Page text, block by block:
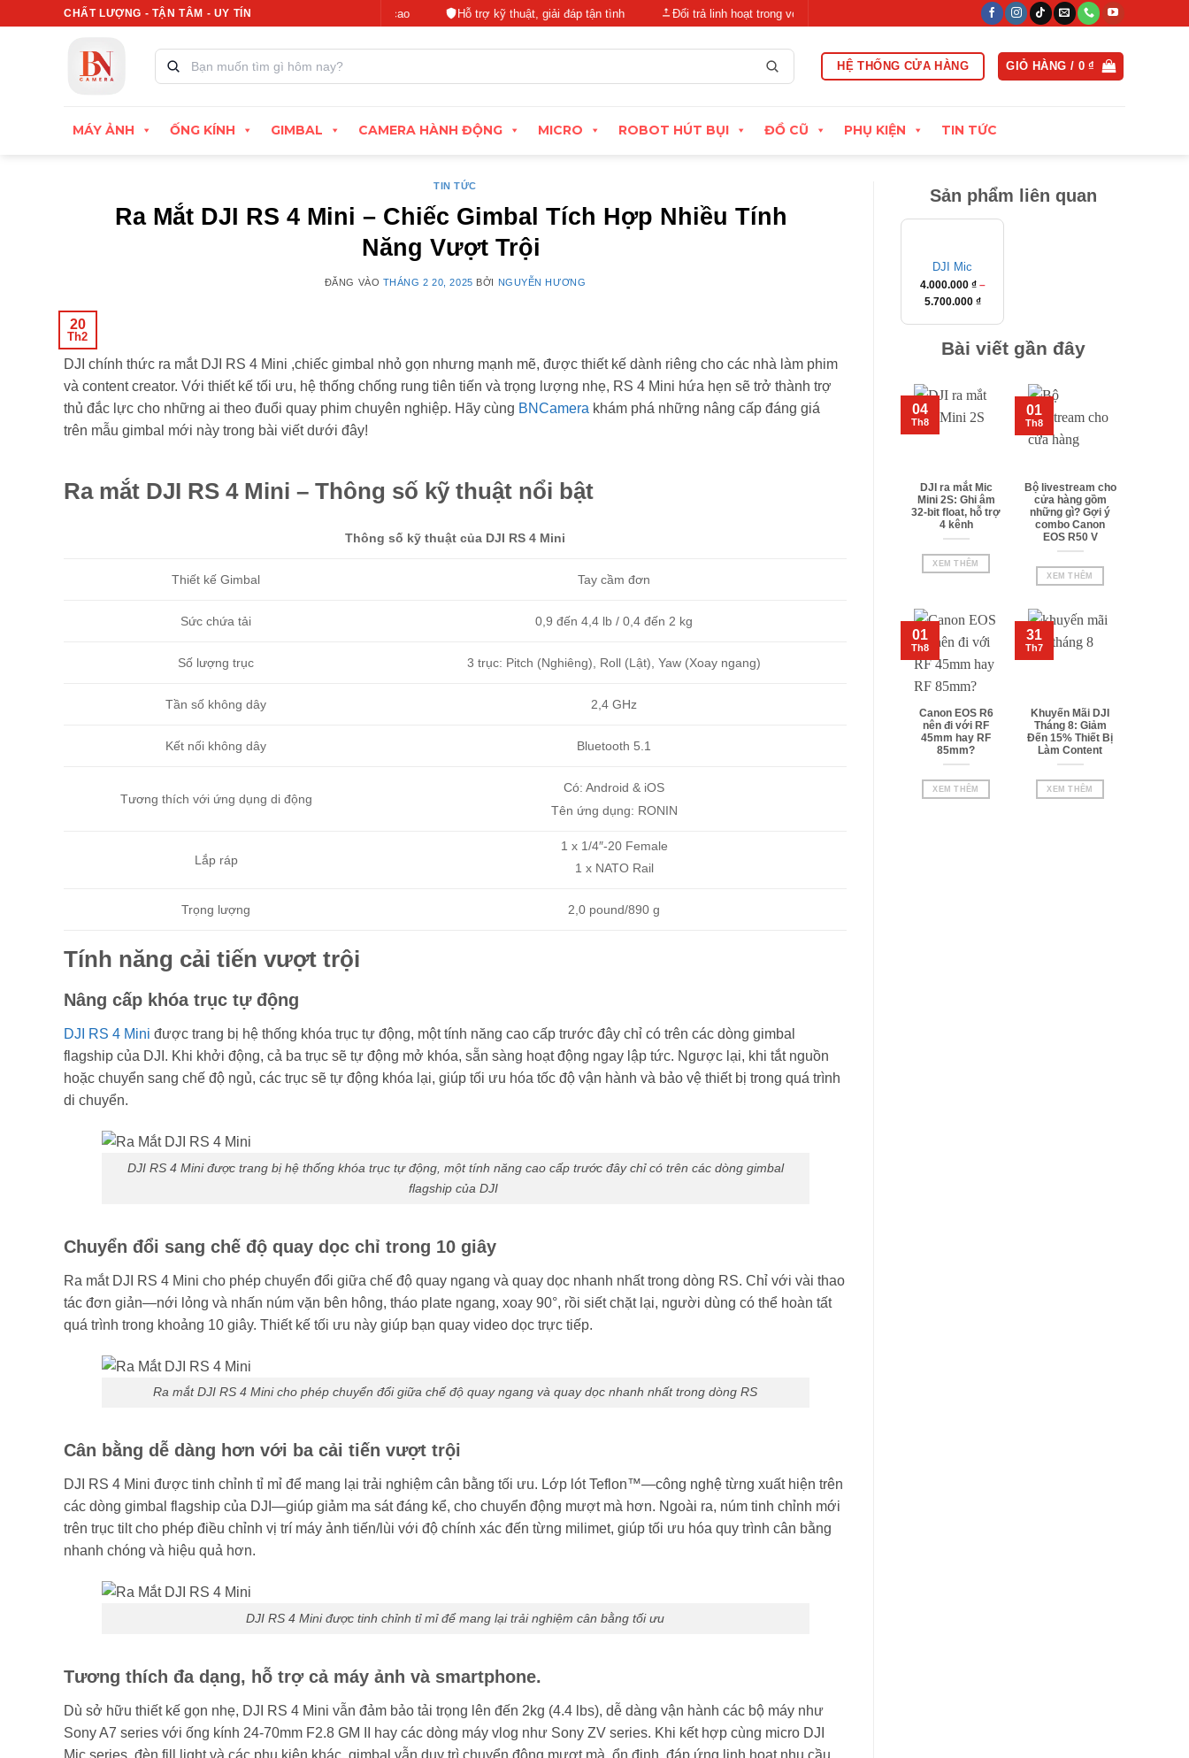
CHẤT LƯỢNG - TẬN TÂM - UY TÍN
Xuất hóa đơn VAT đầy đủ Thu cũ đổi mới, định giá cao Hỗ trợ kỹ thuật, giải đáp tận tình Đổi trả linh hoạt trong vòng 15 ngày đầu Xuất hóa đơn VAT đầy đủ Thu cũ đổi mới, định
kiếm
HỆ THỐNG CỬA HÀNG GIỎ HÀNG / 0₫
MÁY ẢNH ỐNG KÍNH GIMBAL CAMERA HÀNH ĐỘNG MICRO ROBOT HÚT BỤI ĐỒ CŨ PHỤ KIỆN TIN TỨC
TIN TỨC
Ra Mắt DJI RS 4 Mini – Chiếc Gimbal Tích Hợp Nhiều Tính
Năng Vượt Trội
ĐĂNG VÀO THÁNG 2 20, 2025 BỞI NGUYỄN HƯƠNG
20
Th2
DJI chính thức ra mắt DJI RS 4 Mini ,chiếc gimbal nhỏ gọn nhưng mạnh mẽ, được thiết kế dành riêng cho các nhà làm phim
và content creator. Với thiết kế tối ưu, hệ thống chống rung tiên tiến và trọng lượng nhẹ, RS 4 Mini hứa hẹn sẽ trở thành trợ
thủ đắc lực cho những ai theo đuổi quay phim chuyên nghiệp. Hãy cùng BNCamera khám phá những nâng cấp đáng giá
trên mẫu gimbal mới này trong bài viết dưới đây!
Ra mắt DJI RS 4 Mini – Thông số kỹ thuật nổi bật
Thông số kỹ thuật của DJI RS 4 Mini
Thiết kế Gimbal Tay cầm đơn
Sức chứa tải 0,9 đến 4,4 lb / 0,4 đến 2 kg
Số lượng trục 3 trục: Pitch (Nghiêng), Roll (Lật), Yaw (Xoay ngang)
Tần số không dây 2,4 GHz
Kết nối không dây Bluetooth 5.1
Tương thích với ứng dụng di động
Có: Android & iOS
Tên ứng dụng: RONIN
Lắp ráp
1 x 1/4″-20 Female
1 x NATO Rail
Trọng lượng 2,0 pound/890 g
Tính năng cải tiến vượt trội
Nâng cấp khóa trục tự động
DJI RS 4 Mini được trang bị hệ thống khóa trục tự động, một tính năng cao cấp trước đây chỉ có trên các dòng gimbal
flagship của DJI. Khi khởi động, cả ba trục sẽ tự động mở khóa, sẵn sàng hoạt động ngay lập tức. Ngược lại, khi tắt nguồn
hoặc chuyển sang chế độ ngủ, các trục sẽ tự động khóa lại, giúp tối ưu hóa tốc độ vận hành và bảo vệ thiết bị trong quá trình
di chuyển.
DJI RS 4 Mini được trang bị hệ thống khóa trục tự động, một tính năng cao cấp trước đây chỉ có trên các dòng gimbal
flagship của DJI
Chuyển đổi sang chế độ quay dọc chỉ trong 10 giây
Ra mắt DJI RS 4 Mini cho phép chuyển đổi giữa chế độ quay ngang và quay dọc nhanh nhất trong dòng RS. Chỉ với vài thao
tác đơn giản—nới lỏng và nhấn núm vặn bên hông, tháo plate ngang, xoay 90°, rồi siết chặt lại, người dùng có thể hoàn tất
quá trình trong khoảng 10 giây. Thiết kế tối ưu này giúp bạn quay video dọc trực tiếp.
Ra mắt DJI RS 4 Mini cho phép chuyển đổi giữa chế độ quay ngang và quay dọc nhanh nhất trong dòng RS
Cân bằng dễ dàng hơn với ba cải tiến vượt trội
DJI RS 4 Mini được tinh chỉnh tỉ mỉ để mang lại trải nghiệm cân bằng tối ưu. Lớp lót Teflon™—công nghệ từng xuất hiện trên
các dòng gimbal flagship của DJI—giúp giảm ma sát đáng kể, cho chuyển động mượt mà hơn. Ngoài ra, núm tinh chỉnh mới
trên trục tilt cho phép điều chỉnh vị trí máy ảnh tiến/lùi với độ chính xác đến từng milimet, giúp tối ưu hóa quy trình cân bằng
nhanh chóng và hiệu quả hơn.
DJI RS 4 Mini được tinh chỉnh tỉ mỉ để mang lại trải nghiệm cân bằng tối ưu
Tương thích đa dạng, hỗ trợ cả máy ảnh và smartphone.
Dù sở hữu thiết kế gọn nhẹ, DJI RS 4 Mini vẫn đảm bảo tải trọng lên đến 2kg (4.4 lbs), dễ dàng vận hành các bộ máy như
Sony A7 series với ống kính 24-70mm F2.8 GM II hay các dòng máy vlog như Sony ZV series. Khi kết hợp cùng micro DJI
Mic series, đèn fill light và các phụ kiện khác, gimbal vẫn duy trì chuyển động mượt mà, ổn định, đáp ứng linh hoạt nhu cầu
Sản phẩm liên quan
DJI Mic
4.000.000 ₫ –
5.700.000 ₫Khoảng
4.000.000 ₫
5.700.000 ₫
Bài viết gần đây
DJI ra mắt Mic
Mini 2S: Ghi âm
32-bit float, hỗ trợ
4 kênh
XEM THÊM
04
Th8
Bộ livestream cho
cửa hàng gồm
những gì? Gợi ý
combo Canon
EOS R50 V
XEM THÊM
01
Th8
Canon EOS R6
nên đi với RF
45mm hay RF
85mm?
XEM THÊM
01
Th8
Khuyến Mãi DJI
Tháng 8: Giảm
Đến 15% Thiết Bị
Làm Content
XEM THÊM
31
Th7